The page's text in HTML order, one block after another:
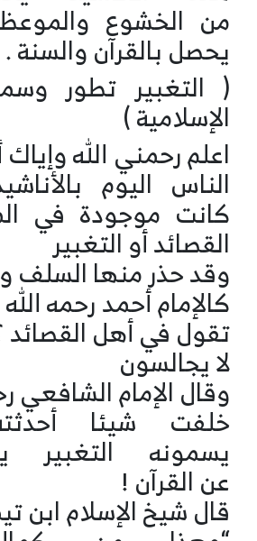
من الخشوع
يحصل بالقرآن والسنة .
( التغبير تطور
الإسلامية )
اعلم رحمني الله
الناس اليوم
كانت موجودة في
القصائد أو التغبير
وقد حذر منها السلف
كالإمام أحمد رحمه
تقول في أهل القصائد
لا يجالسون
وقال الإمام الشافعي
خلفت شيئا
يسمونه
عن القرآن !
قال شيخ الإسلام ابن